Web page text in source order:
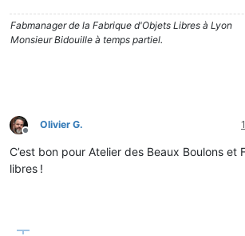
Fabmanager de la Fabrique d'Objets Libres à Lyon
Monsieur Bidouille à temps partiel.
Hors-ligne
Olivier G.
C’est bon pour Atelier des Beaux Boulons et
libres !